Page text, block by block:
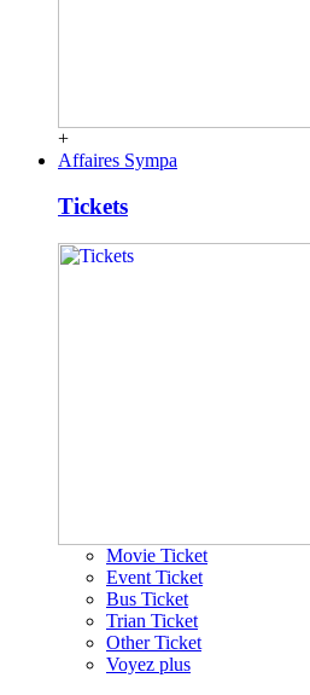
+
Affaires Sympa
Tickets
Movie Ticket
Event Ticket
Bus Ticket
Trian Ticket
Other Ticket
Voyez plus